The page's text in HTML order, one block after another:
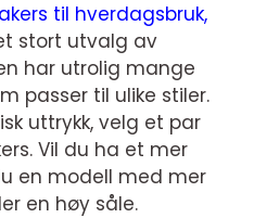
til hverdagsbruk,
stort utvalg av
har utrolig mange
passer til ulike stiler.
uttrykk, velg et par
Vil du ha et mer
en modell med mer
en høy såle.